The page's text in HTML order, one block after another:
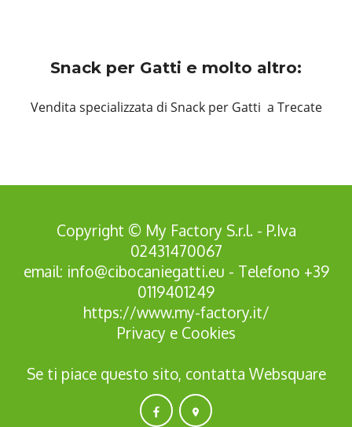
Snack per Gatti e molto altro:
Vendita specializzata di Snack per Gatti a Trecate
Copyright © My Factory S.r.l. - P.Iva
02431470067
email: info@cibocaniegatti.eu - Telefono +39
0119401249
https://www.my-factory.it/
Privacy e Cookies
Se ti piace questo sito, contatta Websquare